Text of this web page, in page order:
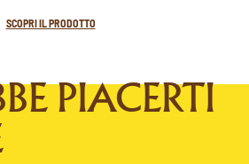
SCOPRI IL PRODOTTO
PIACERTI